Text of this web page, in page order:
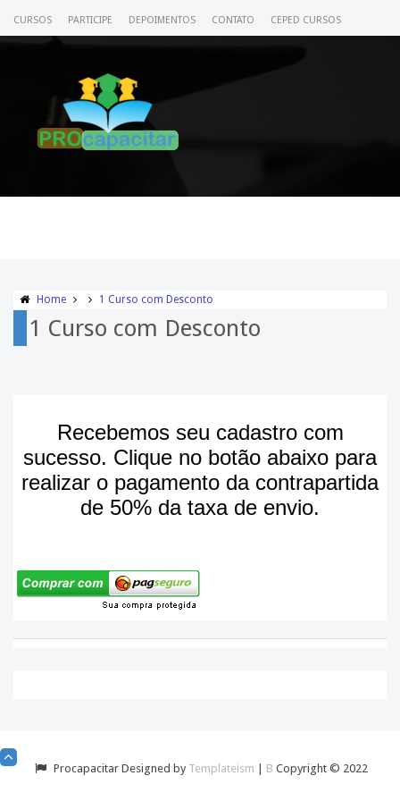
CURSOS PARTICIPE DEPOIMENTOS CONTATO CEPED CURSOS
Home 1 Curso com Desconto
1 Curso com Desconto
Recebemos seu cadastro com
sucesso. Clique no botão abaixo para
realizar o pagamento da contrapartida
de 50% da taxa de envio.
Procapacitar Designed by Templateism B Copyright © 2022